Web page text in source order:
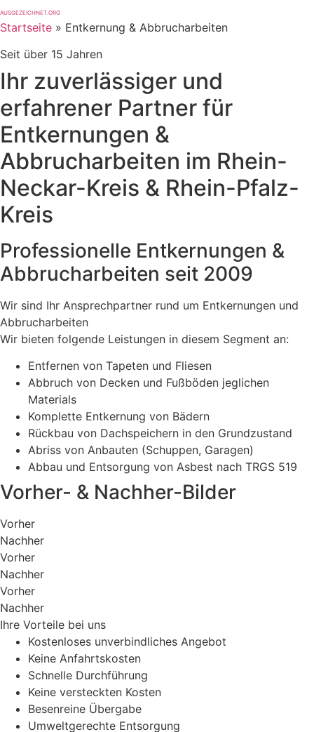
AUSGEZEICHNET.ORG
Startseite » Entkernung & Abbrucharbeiten
Seit über 15 Jahren
Ihr zuverlässiger und
erfahrener Partner für
Entkernungen &
Abbrucharbeiten im Rhein-
Neckar-Kreis & Rhein-Pfalz-
Kreis
Professionelle Entkernungen &
Abbrucharbeiten seit 2009
Wir sind Ihr Ansprechpartner rund um Entkernungen und
Abbrucharbeiten
Wir bieten folgende Leistungen in diesem Segment an:
Entfernen von Tapeten und Fliesen
Abbruch von Decken und Fußböden jeglichen
Materials
Komplette Entkernung von Bädern
Rückbau von Dachspeichern in den Grundzustand
Abriss von Anbauten (Schuppen, Garagen)
Abbau und Entsorgung von Asbest nach TRGS 519
Vorher- & Nachher-Bilder
Vorher
Nachher
Vorher
Nachher
Vorher
Nachher
Ihre Vorteile bei uns
Kostenloses unverbindliches Angebot
Keine Anfahrtskosten
Schnelle Durchführung
Keine versteckten Kosten
Besenreine Übergabe
Umweltgerechte Entsorgung